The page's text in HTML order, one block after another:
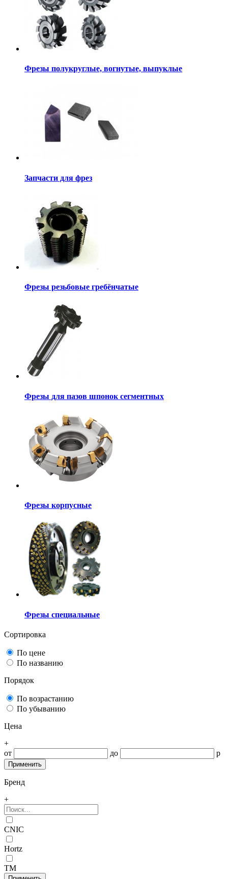
Фрезы полукруглые, вогнутые, выпуклые
Запчасти для фрез
Фрезы резьбовые гребёнчатые
Фрезы для пазов шпонок сегментных
Фрезы корпусные
Фрезы специальные
Сортировка
По цене
По названию
Порядок
По возрастанию
По убыванию
Цена
+
от
до р
Бренд
+
CNIC
Hortz
ТМ